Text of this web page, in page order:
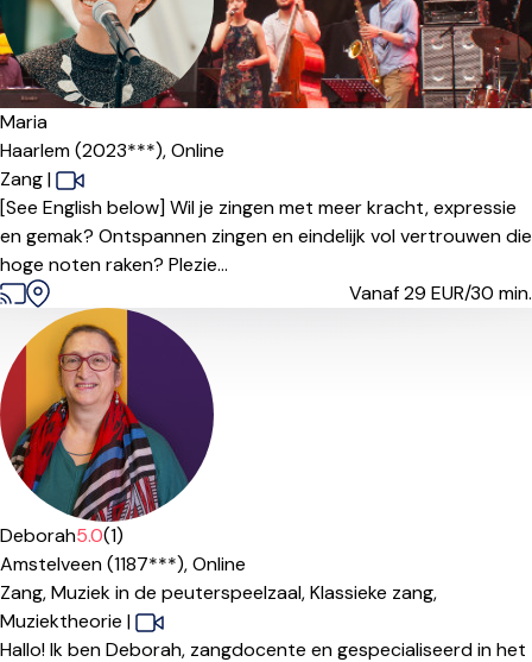
Maria
Haarlem (2023***),Online
Zang|
[See English below] Wil je zingen met meer kracht, expressie
en gemak? Ontspannen zingen en eindelijk vol vertrouwen die
hoge noten raken? Plezie...
Vanaf 29 EUR/30 min.
Deborah5.0(1)
Amstelveen (1187***),Online
Zang,Muziek in de peuterspeelzaal,Klassieke zang,
Muziektheorie |
Hallo! Ik ben Deborah, zangdocente en gespecialiseerd in het